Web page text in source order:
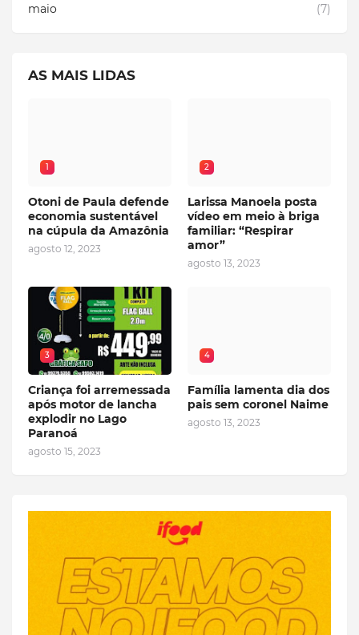
maio
(7)
AS MAIS LIDAS
1
Otoni de Paula defende
economia sustentável
na cúpula da Amazônia
agosto 12, 2023
2
Larissa Manoela posta
vídeo em meio à briga
familiar: “Respirar
amor”
agosto 13, 2023
3
Criança foi arremessada
após motor de lancha
explodir no Lago
Paranoá
agosto 15, 2023
4
Família lamenta dia dos
pais sem coronel Naime
agosto 13, 2023